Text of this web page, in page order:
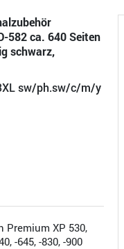
582 ca. 640 Seiten
schwarz,
sw/ph.sw/c/m/y
Premium XP 530,
-645, -830, -900